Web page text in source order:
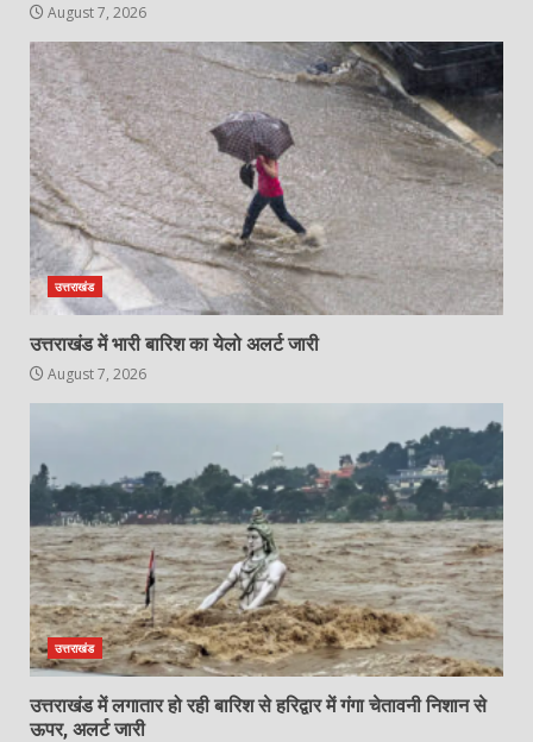
August 7, 2026
उत्तराखंड
उत्तराखंड में भारी बारिश का येलो अलर्ट जारी
August 7, 2026
उत्तराखंड
उत्तराखंड में लगातार हो रही बारिश से हरिद्वार में गंगा चेतावनी निशान से
ऊपर, अलर्ट जारी